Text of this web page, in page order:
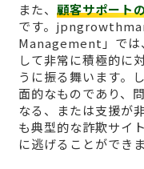
また、 顧客サポート
です。
Management」では
して非常に積極的に
うに振る舞います。
面的なものであり、
なる、または支援が
も典型的な詐欺サイ
に逃げることができま